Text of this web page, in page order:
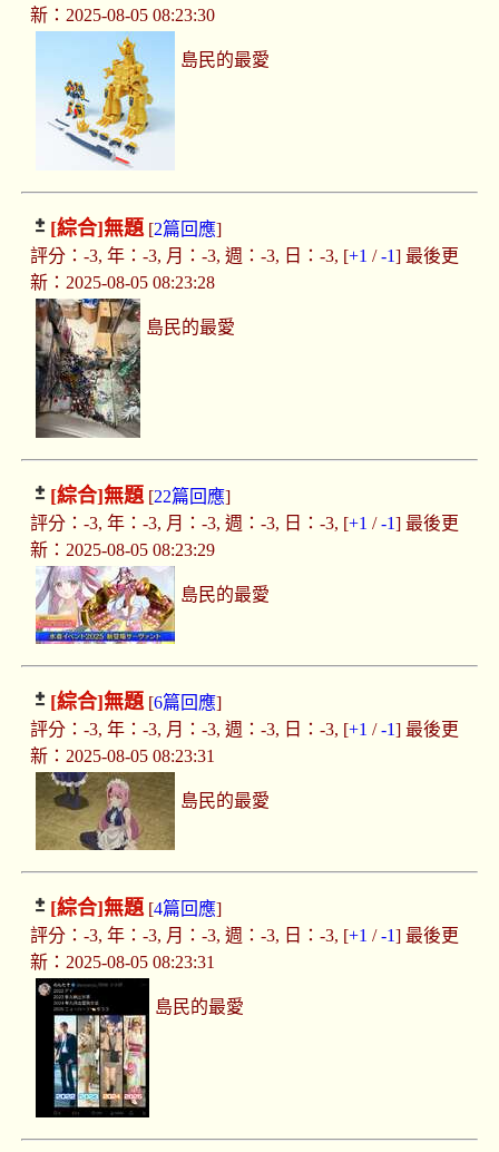
新：2025-08-05 08:23:30
島民的最愛
[綜合]無題[2篇回應]
評分：-3, 年：-3, 月：-3, 週：-3, 日：-3, [+1 /-1] 最後更
新：2025-08-05 08:23:28
島民的最愛
[綜合]無題[22篇回應]
評分：-3, 年：-3, 月：-3, 週：-3, 日：-3, [+1 /-1] 最後更
新：2025-08-05 08:23:29
島民的最愛
[綜合]無題[6篇回應]
評分：-3, 年：-3, 月：-3, 週：-3, 日：-3, [+1 /-1] 最後更
新：2025-08-05 08:23:31
島民的最愛
[綜合]無題[4篇回應]
評分：-3, 年：-3, 月：-3, 週：-3, 日：-3, [+1 /-1] 最後更
新：2025-08-05 08:23:31
島民的最愛